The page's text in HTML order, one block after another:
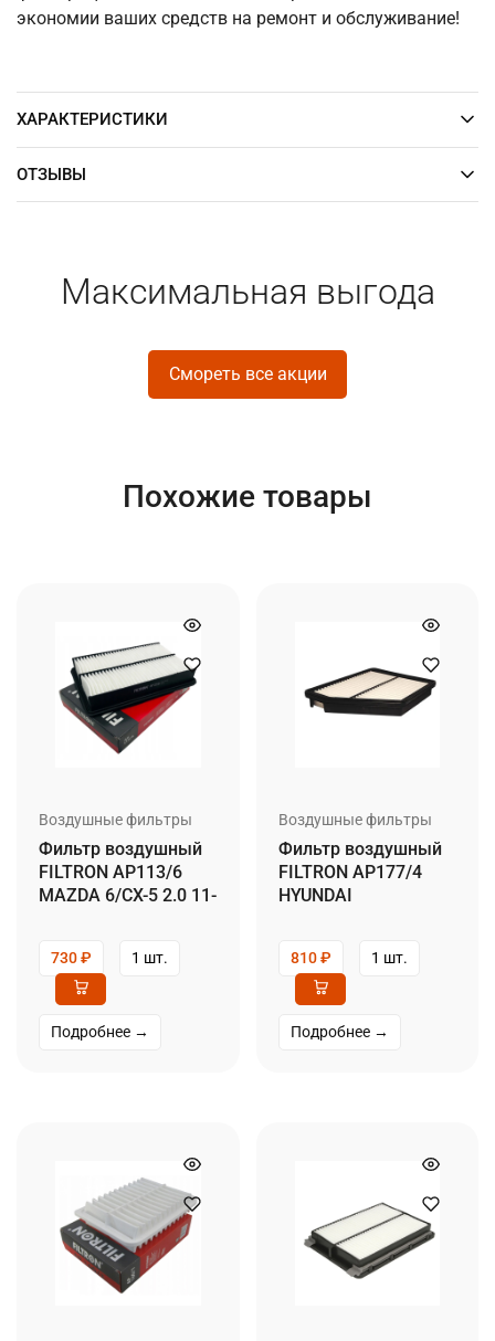
экономии ваших средств на ремонт и обслуживание!
ХАРАКТЕРИСТИКИ
ОТЗЫВЫ
Максимальная выгода
Смореть все акции
Похожие товары
Воздушные фильтры
Фильтр воздушный
FILTRON AP113/6
MAZDA 6/CX-5 2.0 11-
730₽ 1 шт.
Подробнее →
Воздушные фильтры
Фильтр воздушный
FILTRON AP177/4
HYUNDAI
810₽ 1 шт.
Подробнее →